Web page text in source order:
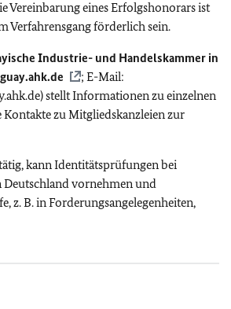
Vereinbarung eines Erfolgshonorars ist
Verfahrensgang förderlich sein.
Industrie- und Handelskammer in
; E-Mail:
stellt Informationen zu einzelnen
Kontakte zu Mitgliedskanzleien zur
kann Identitätsprüfungen bei
vornehmen und
z. B. in Forderungsangelegenheiten,